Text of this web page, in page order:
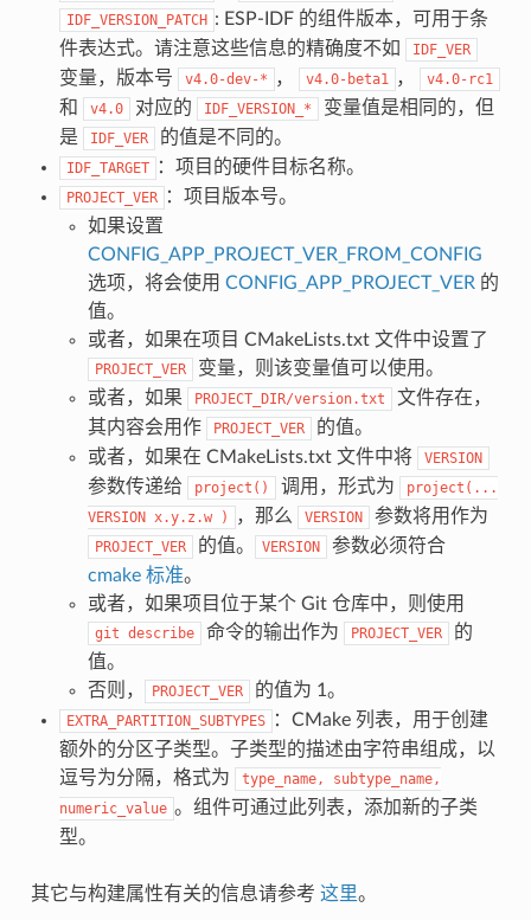
IDF_VERSION_PATCH : ESP-IDF 的组件版本，可用于条
件表达式。请注意这些信息的精确度不如
IDF_VER
变量，版本号 v4.0-dev-* ， v4.0-beta1 ， v4.0-rc1
和 v4.0 对应的 IDF_VERSION_*
变量值是相同的，但
是
IDF_VER 的值是不同的。
IDF_TARGET ：项目的硬件目标名称。
PROJECT_VER
：项目版本号。
如果设置
CONFIG_APP_PROJECT_VER_FROM_CONFIG
选项，将会使用 CONFIG_APP_PROJECT_VER 的
值。
或者，如果在项目 CMakeLists.txt 文件中设置了
PROJECT_VER
变量，则该变量值可以使用。
或者，如果
PROJECT_DIR/version.txt
文件存在，
其内容会用作
PROJECT_VER
的值。
或者，如果在 CMakeLists.txt 文件中将
VERSION
参数传递给 project() 调用，形式为
project(...
VERSION x.y.z.w ) ，那么 VERSION 参数将用作为
PROJECT_VER 的值。 VERSION
参数必须符合
cmake 标准。
或者，如果项目位于某个 Git 仓库中，则使用
git describe 命令的输出作为 PROJECT_VER
的
值。
否则，
PROJECT_VER 的值为 1。
EXTRA_PARTITION_SUBTYPES
：CMake 列表，用于创建
额外的分区子类型。子类型的描述由字符串组成，以
逗号为分隔，格式为
type_name,
subtype_name,
numeric_value 。组件可通过此列表，添加新的子类
型。
其它与构建属性有关的信息请参考 这里。